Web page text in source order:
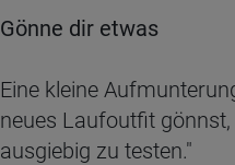
Gönne dir etwas
Eine kleine
neues Laufoutfit
ausgiebig zu testen."